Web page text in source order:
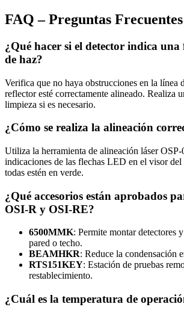
FAQ – Preguntas Frecuentes
¿Qué hacer si el detector indica
de haz?
Verifica que no haya obstrucciones en la línea
reflector esté correctamente alineado. Realiza
limpieza si es necesario.
¿Cómo se realiza la alineación
Utiliza la herramienta de alineación láser
indicaciones de las flechas LED en el visor del
todas estén en verde.
¿Qué accesorios están aprobados
OSI-R y OSI-RE?
6500MMK: Permite montar detectores
pared o techo.
BEAMHKR: Reduce la condensación
RTS151KEY: Estación de pruebas
restablecimiento.
¿Cuál es la temperatura de